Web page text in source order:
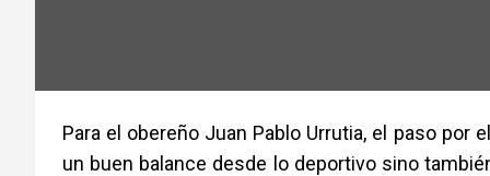
Para el obereño Juan Pablo Urrutia, el paso por
un buen balance desde lo deportivo sino